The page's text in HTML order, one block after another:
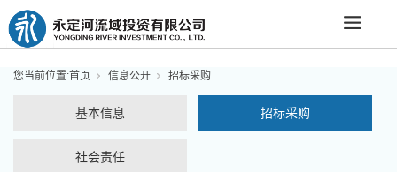
您当前位置:首页 信息公开 招标采购
基本信息 招标采购
社会责任